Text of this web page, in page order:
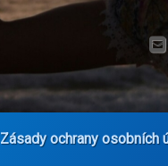
Tel:
Zásady ochrany osobních